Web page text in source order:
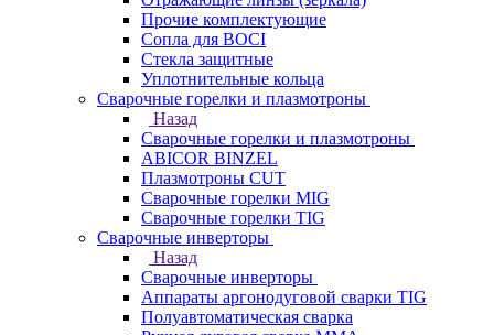
Прочие комплектующие
Сопла для BOCI
Стекла защитные
Уплотнительные кольца
Сварочные горелки и плазмотроны
Назад
Сварочные горелки и плазмотроны
ABICOR BINZEL
Плазмотроны CUT
Сварочные горелки MIG
Сварочные горелки TIG
Сварочные инверторы
Назад
Сварочные инверторы
Аппараты аргонодуговой сварки TIG
Полуавтоматическая сварка